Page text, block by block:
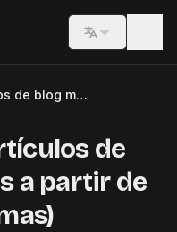
Switch
Cómo generar artículos de blog multilingües a partir de un vídeo (10 idiomas)
de
a partir de